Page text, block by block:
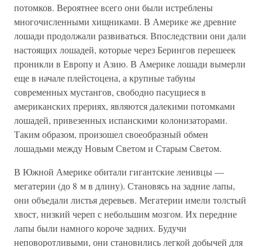
потомков. Вероятнее всего они были истреблены
многочисленными хищниками. В Америке же древние
лошади продолжали развиваться. Впоследствии они дали
настоящих лошадей, которые через Берингов перешеек
проникли в Европу и Азию. В Америке лошади вымерли
еще в начале плейстоцена, а крупные табуны
современных мустангов, свободно пасущиеся в
американских прериях, являются далекими потомками
лошадей, привезенных испанскими колонизаторами.
Таким образом, произошел своеобразный обмен
лошадьми между Новым Светом и Старым Светом.
В Южной Америке обитали гигантские ленивцы —
мегатерии (до 8 м в длину). Становясь на задние лапы,
они объедали листья деревьев. Мегатерии имели толстый
хвост, низкий череп с небольшим мозгом. Их передние
лапы были намного короче задних. Будучи
неповоротливыми, они становились легкой добычей для